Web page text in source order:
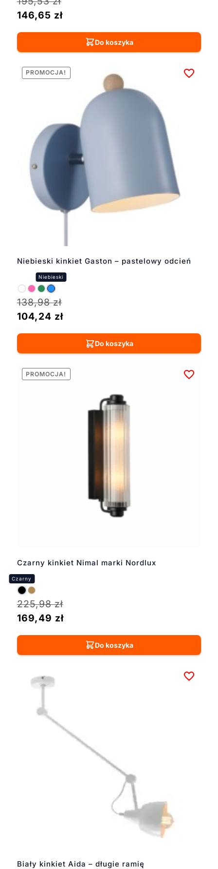
146,65 zł
Do koszyka
Niebieski kinkiet Gaston – pastelowy odcień
PROMOCJA!
138,98zł
104,24 zł
Do koszyka
Czarny kinkiet Nimal marki Nordlux
PROMOCJA!
225,98zł
169,49 zł
Do koszyka
Biały kinkiet Aida – długie ramię